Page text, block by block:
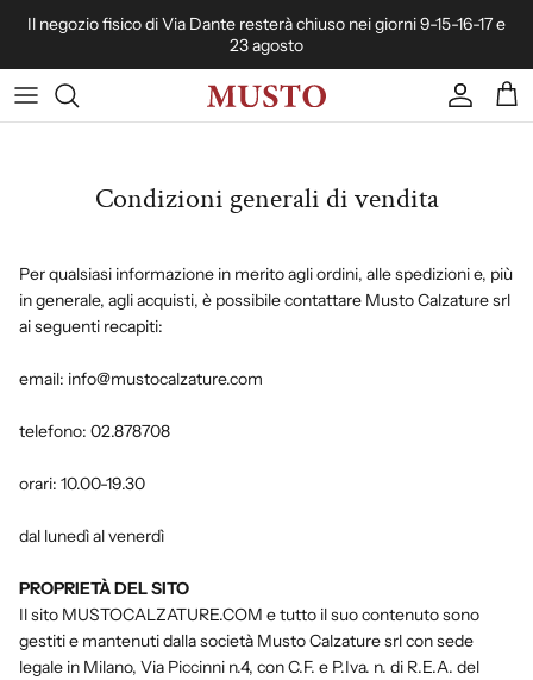
Passa ai contenuti
Il negozio fisico di Via Dante resterà chiuso nei giorni 9-15-16-17 e
23 agosto
Account
Condizioni generali di vendita
Per qualsiasi informazione in merito agli ordini, alle spedizioni e, più
in generale, agli acquisti, è possibile contattare Musto Calzature srl
ai seguenti recapiti:
email: info@mustocalzature.com
telefono: 02.878708
orari: 10.00-19.30
dal lunedì al venerdì
PROPRIETÀ DEL SITO
Il sito MUSTOCALZATURE.COM e tutto il suo contenuto sono
gestiti e mantenuti dalla società Musto Calzature srl con sede
legale in Milano, Via Piccinni n.4, con C.F. e P.Iva. n. di R.E.A. del